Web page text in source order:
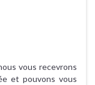
vous recevrons
et pouvons vous